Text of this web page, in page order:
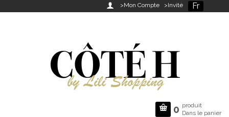
Fr
 >Mon Compte >Invité
 0 produit
Dans le panier